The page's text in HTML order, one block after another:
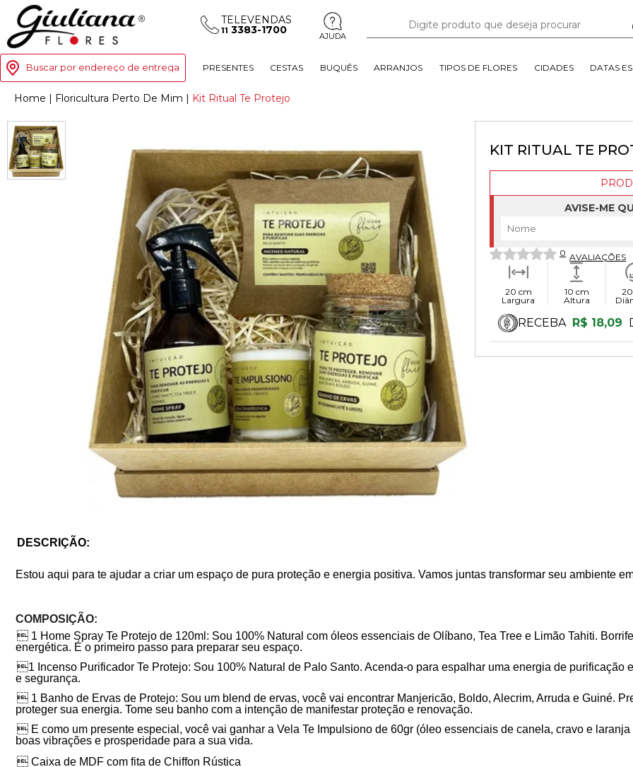
TELEVENDAS
11 3383-1700 AJUDA
Buscar por endereço de entrega PRESENTES CESTAS BUQUÊS ARRANJOS TIPOS DE FLORES CIDADES DATAS
Home | Floricultura Perto De Mim | Kit Ritual Te Protejo
KIT RITUAL TE
AVISE-ME
0 AVALIAÇÕES
20 cm
Largura
10 cm
Altura
RECEBA R$ 18,09
DESCRIÇÃO:
Estou aqui para te ajudar a criar um espaço de pura proteção e energia positiva. Vamos juntas transformar seu ambiente
COMPOSIÇÃO:
 1 Home Spray Te Protejo de 120ml: Sou 100% Natural com óleos essenciais de Olíbano, Tea Tree e Limão Tahiti.
energética. É o primeiro passo para preparar seu espaço.
1 Incenso Purificador Te Protejo: Sou 100% Natural de Palo Santo. Acenda-o para espalhar uma energia de purificação
e segurança.
 1 Banho de Ervas de Protejo: Sou um blend de ervas, você vai encontrar Manjericão, Boldo, Alecrim, Arruda e Guiné.
proteger sua energia. Tome seu banho com a intenção de manifestar proteção e renovação.
 E como um presente especial, você vai ganhar a Vela Te Impulsiono de 60gr (óleo essenciais de canela, cravo e
boas vibrações e prosperidade para a sua vida.
 Caixa de MDF com fita de Chiffon Rústica